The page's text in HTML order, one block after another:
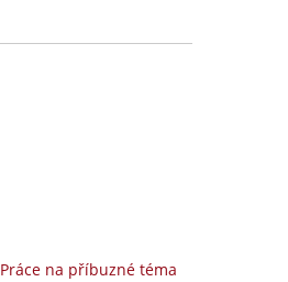
Práce na příbuzné téma